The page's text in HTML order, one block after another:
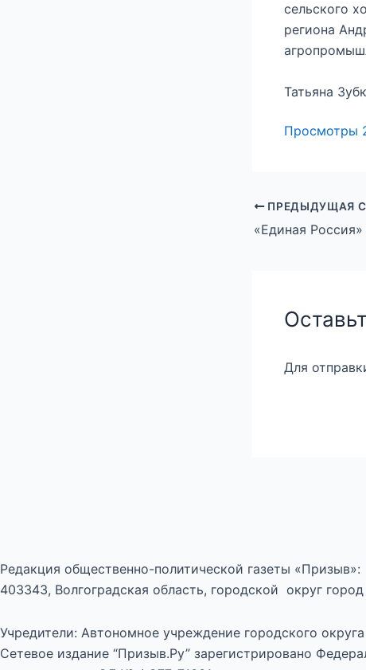
сельского
региона
Татьяна
Просмотры
ПРЕДЫДУЩАЯ
Для
Редакция общественно-политической газеты «Призыв»:
403343, Волгоградская область, городской округ
Учредители: Автономное учреждение городского
Сетевое издание “Призыв.Ру” зарегистрировано